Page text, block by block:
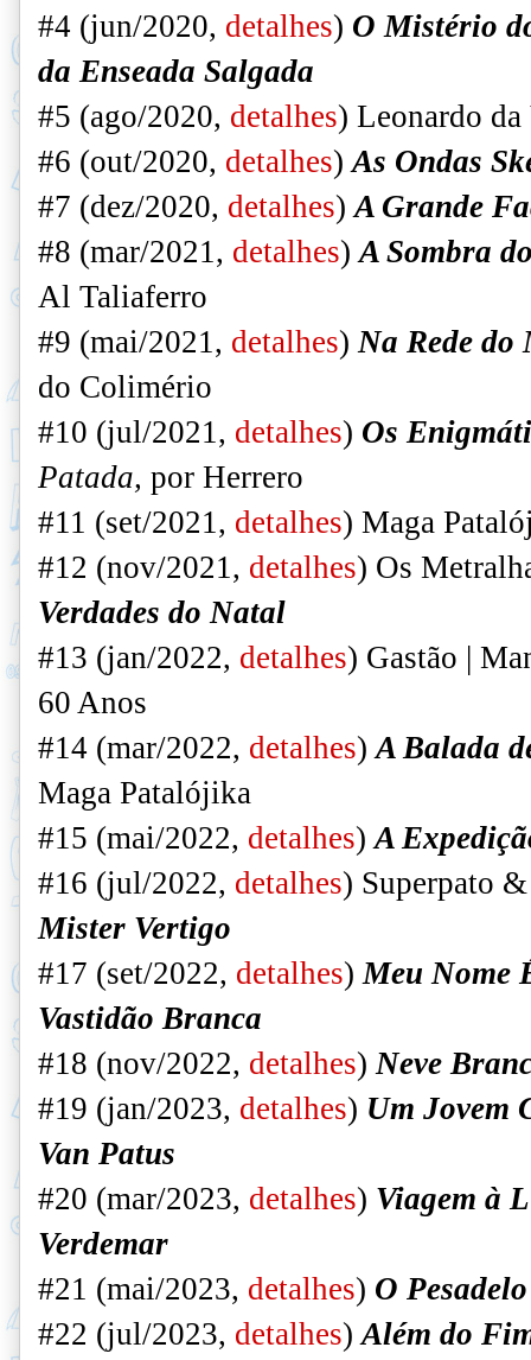
#4 (jun/2020, detalhes) O Mistério
da Enseada Salgada
#5 (ago/2020, detalhes) Leonardo
#6 (out/2020, detalhes) As Ondas
#7 (dez/2020, detalhes) A Grande
#8 (mar/2021, detalhes) A Sombra
Al Taliaferro
#9 (mai/2021, detalhes) Na Rede
do Colimério
#10 (jul/2021, detalhes) Os
Patada, por Herrero
#11 (set/2021, detalhes) Maga
#12 (nov/2021, detalhes) Os
Verdades do Natal
#13 (jan/2022, detalhes) Gastão |
60 Anos
#14 (mar/2022, detalhes) A Balada
Maga Patalójika
#15 (mai/2022, detalhes) A
#16 (jul/2022, detalhes) Superpato
Mister Vertigo
#17 (set/2022, detalhes) Meu Nome
Vastidão Branca
#18 (nov/2022, detalhes) Neve
#19 (jan/2023, detalhes) Um Jovem
Van Patus
#20 (mar/2023, detalhes) Viagem à
Verdemar
#21 (mai/2023, detalhes) O
#22 (jul/2023, detalhes)Além do